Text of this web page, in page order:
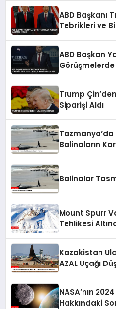
ABD Başkanı
Tebrikleri ve
ABD Başkan
Görüşmelerde
Trump
Siparişi Aldı
Tazmanya’da
Balinaların
Balinalar
Mount Spurr
Tehlikesi
Kazakistan
AZAL Uçağı
NASA’nın
Hakkındaki